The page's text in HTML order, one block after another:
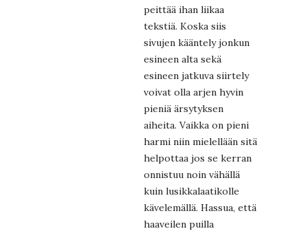
peittää ihan liikaa
tekstiä. Koska siis
sivujen kääntely jonkun
esineen alta sekä
esineen jatkuva siirtely
voivat olla arjen hyvin
pieniä ärsytyksen
aiheita. Vaikka on pieni
harmi niin mielellään sitä
helpottaa jos se kerran
onnistuu noin vähällä
kuin lusikkalaatikolle
kävelemällä. Hassua, että
haaveilen puilla